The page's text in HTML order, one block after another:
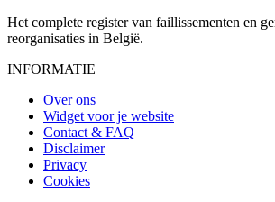
Het complete register van faillissementen en
reorganisaties in België.
INFORMATIE
Over ons
Widget voor je website
Contact & FAQ
Disclaimer
Privacy
Cookies